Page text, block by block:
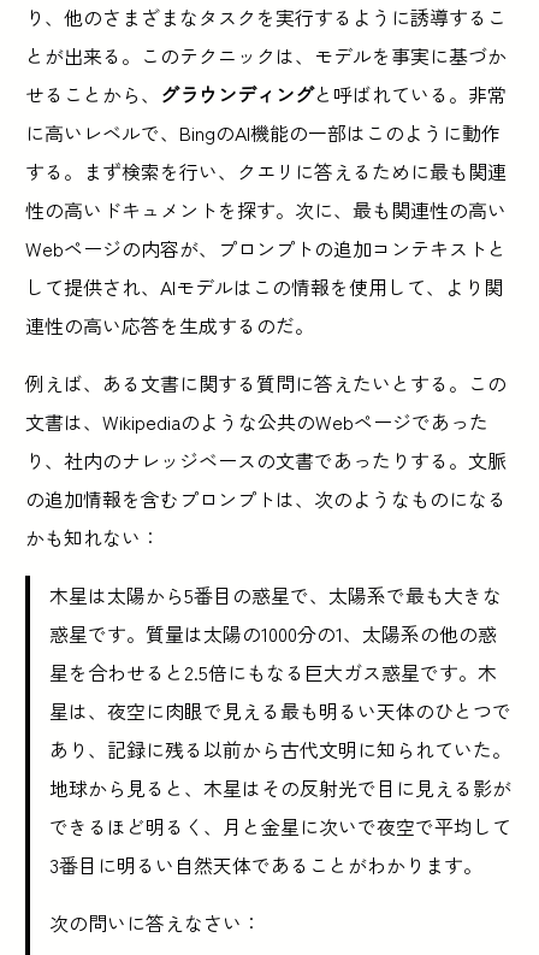
り、他のさまざまなタスクを実行するように誘導するこ
とが出来る。このテクニックは、モデルを事実に基づか
せることから、 グラウンディングと呼ばれている。非常
に高いレベルで、BingのAI機能の一部はこのように動作
する。まず検索を行い、クエリに答えるために最も関連
性の高いドキュメントを探す。次に、最も関連性の高い
Webページの内容が、プロンプトの追加コンテキストと
して提供され、AIモデルはこの情報を使用して、より関
連性の高い応答を生成するのだ。
例えば、ある文書に関する質問に答えたいとする。この
文書は、Wikipediaのような公共のWebページであった
り、社内のナレッジベースの文書であったりする。文脈
の追加情報を含むプロンプトは、次のようなものになる
かも知れない：
木星は太陽から5番目の惑星で、太陽系で最も大きな
惑星です。質量は太陽の1000分の1、太陽系の他の惑
星を合わせると2.5倍にもなる巨大ガス惑星です。木
星は、夜空に肉眼で見える最も明るい天体のひとつで
あり、記録に残る以前から古代文明に知られていた。
地球から見ると、木星はその反射光で目に見える影が
できるほど明るく、月と金星に次いで夜空で平均して
3番目に明るい自然天体であることがわかります。
次の問いに答えなさい：